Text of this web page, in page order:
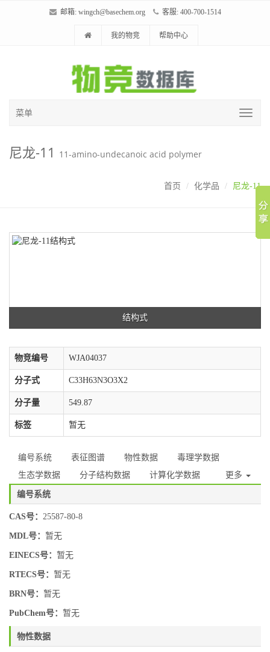
邮箱: wingch@basechem.org 客服: 400-700-1514
我的物竞 帮助中心
菜单
尼龙-11 11-amino-undecanoic acid polymer
首页 化学品 尼龙-11
结构式
物竞编号 WJA04037
分子式 C33H63N3O3X2
分子量 549.87
标签 暂无
编号系统 表征图谱 物性数据
毒理学数据
生态学数据
分子结构数据 计算化学数据 更多
编号系统
CAS号： 25587-80-8
MDL号： 暂无
EINECS号： 暂无
RTECS号： 暂无
BRN号： 暂无
PubChem号： 暂无
物性数据